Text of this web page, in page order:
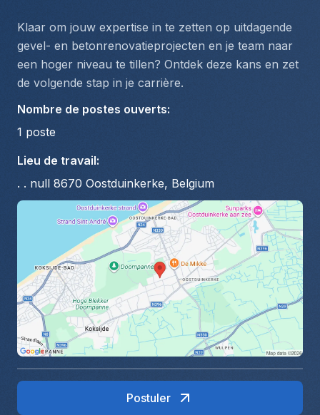
Klaar om jouw expertise in te zetten op uitdagende
gevel- en betonrenovatieprojecten en je team naar
een hoger niveau te tillen? Ontdek deze kans en zet
de volgende stap in je carrière.
Nombre de postes ouverts:
1 poste
Lieu de travail:
. . null 8670 Oostduinkerke, Belgium
Postuler